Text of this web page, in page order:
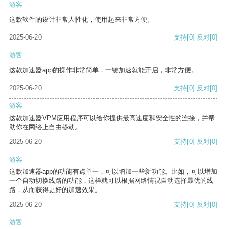
游客
这款软件的设计非常人性化，使用起来非常方便。
2025-06-20 支持[0] 反对[0]
游客
这款加速器app的操作非常简单，一键加速就能开启，非常方便。
2025-06-20 支持[0] 反对[0]
游客
这款加速器VPM应用程序可以给你提供最高速度和安全性的连接，并帮
助你在网络上自由移动。
2025-06-20
支持[0] 反对[0]
游客
这款加速器app的功能有点单一，可以增加一些新功能。比如，可以增加
一个自动切换线路的功能，这样就可以根据网络情况自动选择最优的线
路，从而获得更好的加速效果。
2025-06-20
支持[0] 反对[0]
游客